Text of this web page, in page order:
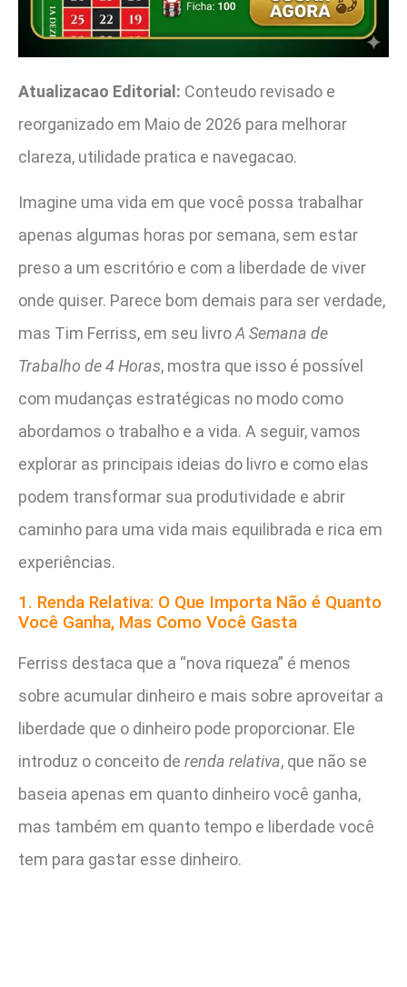
Atualizacao Editorial: Conteudo revisado e
reorganizado em Maio de 2026 para melhorar
clareza, utilidade pratica e navegacao.
Imagine uma vida em que você possa trabalhar
apenas algumas horas por semana, sem estar
preso a um escritório e com a liberdade de viver
onde quiser. Parece bom demais para ser verdade,
mas Tim Ferriss, em seu livroA Semana de
Trabalho de 4 Horas, mostra que isso é possível
com mudanças estratégicas no modo como
abordamos o trabalho e a vida. A seguir, vamos
explorar as principais ideias do livro e como elas
podem transformar sua produtividade e abrir
caminho para uma vida mais equilibrada e rica em
experiências.
1. Renda Relativa: O Que Importa Não é Quanto
Você Ganha, Mas Como Você Gasta
Ferriss destaca que a “nova riqueza” é menos
sobre acumular dinheiro e mais sobre aproveitar a
liberdade que o dinheiro pode proporcionar. Ele
introduz o conceito de renda relativa, que não se
baseia apenas em quanto dinheiro você ganha,
mas também em quanto tempo e liberdade você
tem para gastar esse dinheiro.